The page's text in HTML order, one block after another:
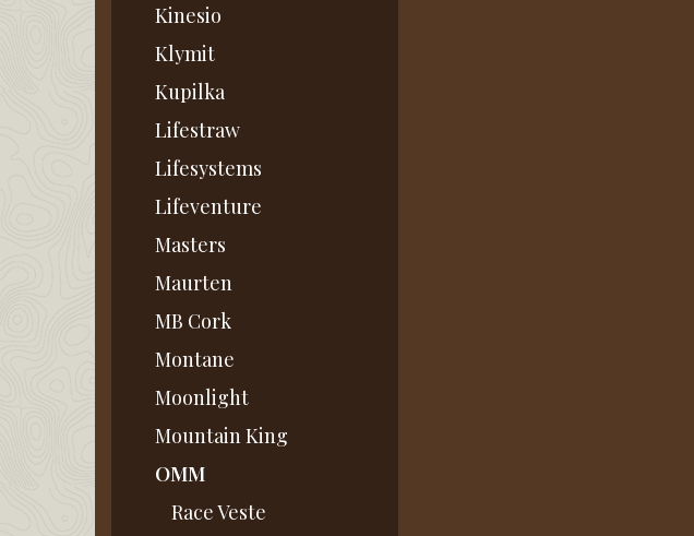
Kinesio
Klymit
Kupilka
Lifestraw
Lifesystems
Lifeventure
Masters
Maurten
MB Cork
Montane
Moonlight
Mountain King
OMM
Race Veste